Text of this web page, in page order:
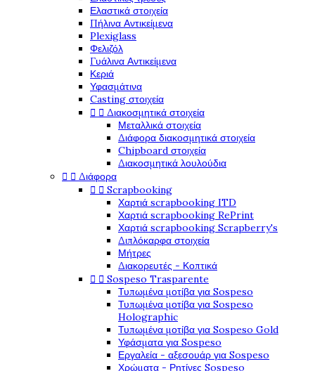
Ελαστικά στοιχεία
Πήλινα Αντικείμενα
Plexiglass
Φελιζόλ
Γυάλινα Αντικείμενα
Κεριά
Υφασμάτινα
Casting στοιχεία
  Διακοσμητικά στοιχεία
Μεταλλικά στοιχεία
Διάφορα διακοσμητικά στοιχεία
Chipboard στοιχεία
Διακοσμητικά λουλούδια
  Διάφορα
  Scrapbooking
Χαρτιά scrapbooking ITD
Χαρτιά scrapbooking RePrint
Χαρτιά scrapbooking Scrapberry's
Διπλόκαρφα στοιχεία
Μήτρες
Διακορευτές - Κοπτικά
  Sospeso Trasparente
Τυπωμένα μοτίβα για Sospeso
Τυπωμένα μοτίβα για Sospeso
Holographic
Τυπωμένα μοτίβα για Sospeso Gold
Υφάσματα για Sospeso
Εργαλεία - αξεσουάρ για Sospeso
Χρώματα - Ρητίνες Sospeso